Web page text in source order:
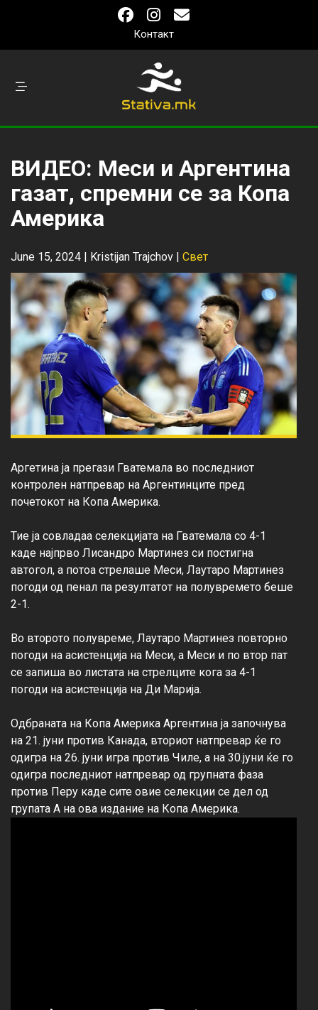
Контакт
ВИДЕО: Меси и Аргентина
газат, спремни се за Копа
Америка
June 15, 2024 | Kristijan Trajchov | Свет
Аргетина ја прегази Гватемала во последниот
контролен натпревар на Аргентинците пред
почетокот на Копа Америка.
Тие ја совладаа селекцијата на Гватемала со 4-1
каде најпрво Лисандро Мартинез си постигна
автогол, а потоа стрелаше Меси, Лаутаро Мартинез
погоди од пенал па резултатот на полувремето беше
2-1.
Во второто полувреме, Лаутаро Мартинез повторно
погоди на асистенција на Меси, а Меси и по втор пат
се запиша во листата на стрелците кога за 4-1
погоди на асистенција на Ди Марија.
Одбраната на Копа Америка Аргентина ја започнува
на 21. јуни против Канада, вториот натпревар ќе го
одигра на 26. јуни игра против Чиле, а на 30.јуни ќе го
одигра последниот натпревар од групната фаза
против Перу каде сите овие селекции се дел од